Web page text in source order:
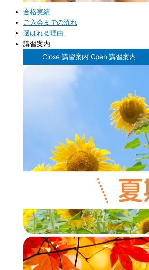
合格実績
ご入会までの流れ
選ばれる理由
講習案内
Close 講習案内 Open 講習案内